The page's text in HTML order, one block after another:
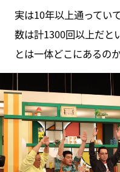
実は10年以上通ってい
数は計1300回以上だと
とは一体どこにあるの